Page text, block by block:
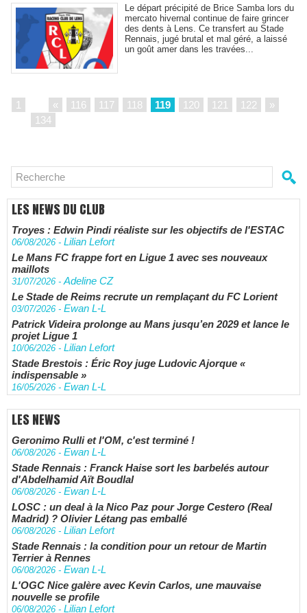
Le départ précipité de Brice Samba lors du
mercato hivernal continue de faire grincer
des dents à Lens. Ce transfert au Stade
Rennais, jugé brutal et mal géré, a laissé
un goût amer dans les travées...
1 « 116 117 118 119 120 121 122
»
134
LES NEWS DU CLUB
Troyes : Edwin Pindi réaliste sur les objectifs de l'ESTAC
06/08/2026 - Lilian Lefort
Le Mans FC frappe fort en Ligue 1 avec ses nouveaux
maillots
31/07/2026 -Adeline CZ
Le Stade de Reims recrute un remplaçant du FC Lorient
03/07/2026 - Ewan L-L
Patrick Videira prolonge au Mans jusqu’en 2029 et lance le
projet Ligue 1
10/06/2026 - Lilian Lefort
Stade Brestois : Éric Roy juge Ludovic Ajorque «
indispensable »
16/05/2026 - Ewan L-L
LES NEWS
Geronimo Rulli et l'OM, c'est terminé !
06/08/2026 - Ewan L-L
Stade Rennais : Franck Haise sort les barbelés autour
d'Abdelhamid Aït Boudlal
06/08/2026 - Ewan L-L
LOSC : un deal à la Nico Paz pour Jorge Cestero (Real
Madrid) ? Olivier Létang pas emballé
06/08/2026 - Lilian Lefort
Stade Rennais : la condition pour un retour de Martin
Terrier à Rennes
06/08/2026 - Ewan L-L
L'OGC Nice galère avec Kevin Carlos, une mauvaise
nouvelle se profile
06/08/2026 - Lilian Lefort